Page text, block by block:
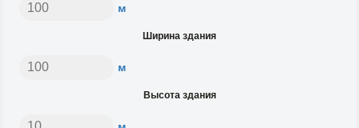
м
Ширина здания
м
Высота здания